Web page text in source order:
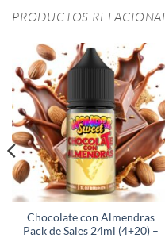
PRODUCTOS
Chocolate con Almendras
Pack de Sales 24ml (4+20) –